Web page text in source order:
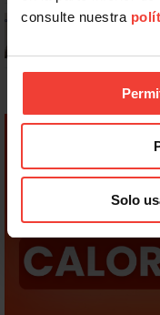
consulte nuestra
Solo
¿Puedo viajar